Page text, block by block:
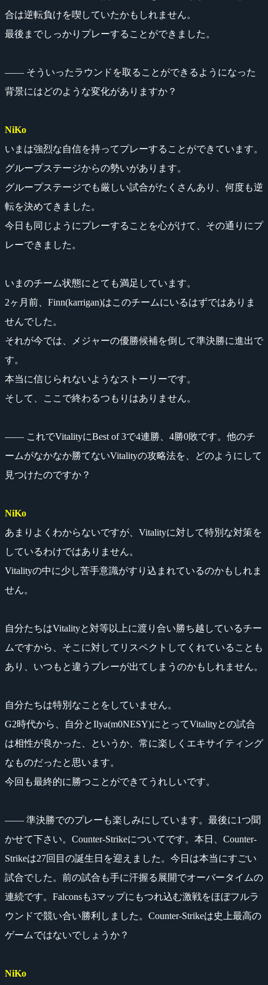
合は逆転負けを喫していたかもしれません。
最後までしっかりプレーすることができました。
―― そういったラウンドを取ることができるようになった
背景にはどのような変化がありますか？
NiKo
いまは強烈な自信を持ってプレーすることができています。
グループステージからの勢いがあります。
グループステージでも厳しい試合がたくさんあり、何度も逆
転を決めてきました。
今日も同じようにプレーすることを心がけて、その通りにプ
レーできました。
いまのチーム状態にとても満足しています。
2ヶ月前、Finn(karrigan)はこのチームにいるはずではありま
せんでした。
それが今では、メジャーの優勝候補を倒して準決勝に進出で
す。
本当に信じられないようなストーリーです。
そして、ここで終わるつもりはありません。
―― これでVitalityにBest of 3で4連勝、4勝0敗です。他のチ
ームがなかなか勝てないVitalityの攻略法を、どのようにして
見つけたのですか？
NiKo
あまりよくわからないですが、Vitalityに対して特別な対策を
しているわけではありません。
Vitalityの中に少し苦手意識がすり込まれているのかもしれま
せん。
自分たちはVitalityと対等以上に渡り合い勝ち越しているチー
ムですから、そこに対してリスペクトしてくれていることも
あり、いつもと違うプレーが出てしまうのかもしれません。
自分たちは特別なことをしていません。
G2時代から、自分とIlya(m0NESY)にとってVitalityとの試合
は相性が良かった、というか、常に楽しくエキサイティング
なものだったと思います。
今回も最終的に勝つことができてうれしいです。
―― 準決勝でのプレーも楽しみにしています。最後に1つ聞
かせて下さい。Counter-Strikeについてです。本日、Counter-
Strikeは27回目の誕生日を迎えました。今日は本当にすごい
試合でした。前の試合も手に汗握る展開でオーバータイムの
連続です。Falconsも3マップにもつれ込む激戦をほぼフルラ
ウンドで競い合い勝利しました。Counter-Strikeは史上最高の
ゲームではないでしょうか？
NiKo